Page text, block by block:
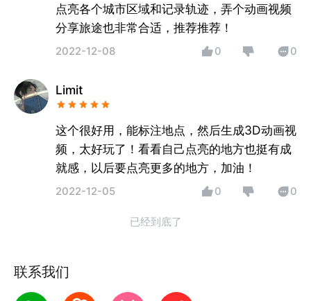
点亮各个城市区域和记录轨迹，弄个动画视频
分享旅途也非常合适，推荐推荐！
2022-12-08 0 0
Limit
这个很好用，能标注地点，然后生成3D动画视
频，太好玩了！看看自己点亮的地方也挺有成
就感，以后要点亮更多的地方，加油！
2022-12-05 0 0
已经到底了
联系我们